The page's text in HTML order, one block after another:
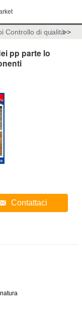
Controllo di qualità>>
pp parte lo
Contattaci